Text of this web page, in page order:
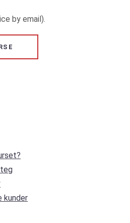
by email).
kunder